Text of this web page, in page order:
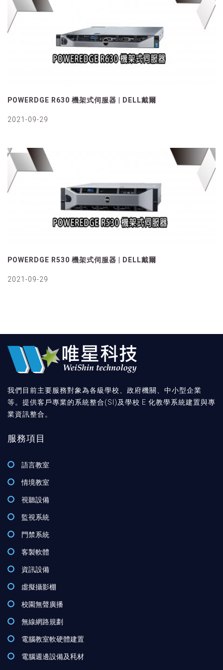
POWERDGE R630 機架式伺服器 | DELL戴爾
2021-09-29
POWERDGE R530 機架式伺服器 | DELL戴爾
2021-09-29
我們目前主要服務對象為各級學校、政府機關、中小型企業
等。提供客戶專業的系統整合(SI)及學校 E 化教學系統建置與專
業資訊整合。
服務項目
語言教室
情境教室
視聽設備
監視系統
門禁系統
客製軟體
資訊設備
虛擬攝影棚
校園無聲廣播
無線網路規劃
電腦教室軟硬體建置
電腦週邊設備及秏材